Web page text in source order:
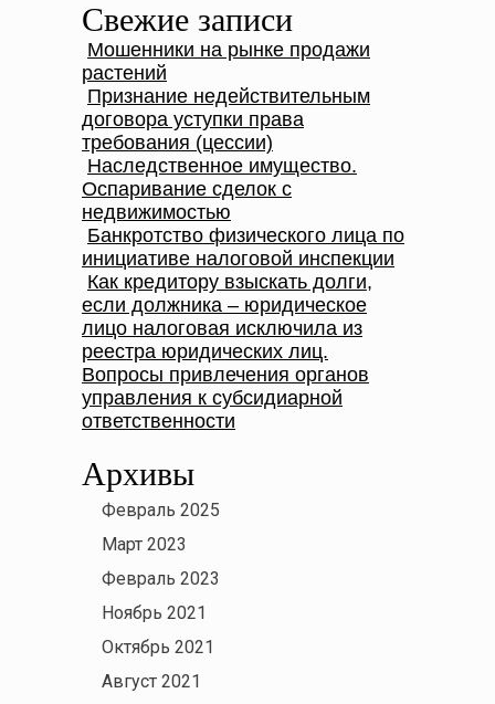
Свежие записи
Мошенники на рынке продажи
растений
Признание недействительным
договора уступки права
требования (цессии)
Наследственное имущество.
Оспаривание сделок с
недвижимостью
Банкротство физического лица по
инициативе налоговой инспекции
Как кредитору взыскать долги,
если должника – юридическое
лицо налоговая исключила из
реестра юридических лиц.
Вопросы привлечения органов
управления к субсидиарной
ответственности
Архивы
Февраль 2025
Март 2023
Февраль 2023
Ноябрь 2021
Октябрь 2021
Август 2021